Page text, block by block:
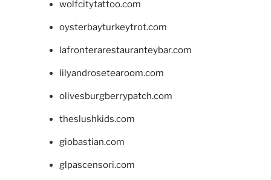
wolfcitytattoo.com
oysterbayturkeytrot.com
lafronterarestauranteybar.com
lilyandrosetearoom.com
olivesburgberrypatch.com
theslushkids.com
giobastian.com
glpascensori.com